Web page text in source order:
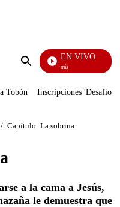
Enviar
EN VIVO
También Caerás
Tobón Inscripciones 'Desafío'
/ Capítulo: La sobrina
a la cama a Jesús,
le demuestra que